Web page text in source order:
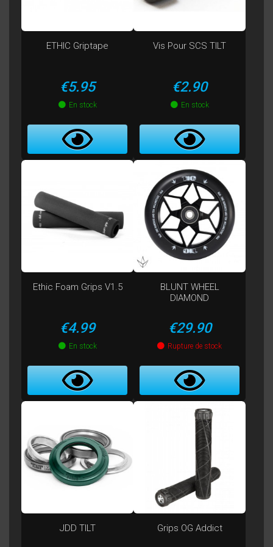
ETHIC Griptape
Price
€5.95
En stock
Vis Pour SCS TILT
Price
€2.90
En stock
Ethic Foam Grips V1.5
Price
€4.99
En stock
BLUNT WHEEL
DIAMOND
Price
€29.90
Rupture de stock
JDD TILT Grips OG Addict